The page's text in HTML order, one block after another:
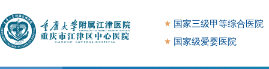
国家三级甲等综合医院
国家级爱婴医院